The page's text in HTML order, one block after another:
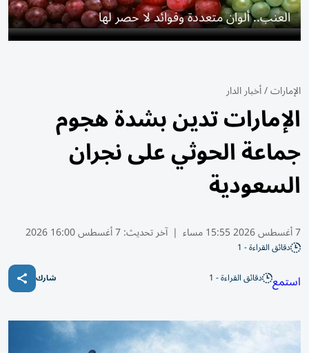
العنب.. ألوان متعددة وفوائد لا حصر لها
الإمارات/أخبار الدار
الإمارات تدين بشدة هجوم
جماعة الحوثي على نجران
السعودية
7 أغسطس 2026 15:55 مساء | آخر تحديث:7 أغسطس 16:00 2026
دقائق القراءة - 1
استمع دقائق القراءة - 1 شارك